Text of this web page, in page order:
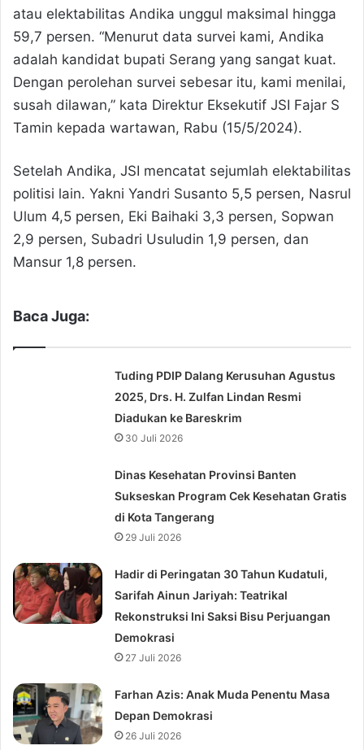
atau elektabilitas Andika unggul maksimal hingga
59,7 persen. “Menurut data survei kami, Andika
adalah kandidat bupati Serang yang sangat kuat.
Dengan perolehan survei sebesar itu, kami menilai,
susah dilawan,” kata Direktur Eksekutif JSI Fajar S
Tamin kepada wartawan, Rabu (15/5/2024).
Setelah Andika, JSI mencatat sejumlah elektabilitas
politisi lain. Yakni Yandri Susanto 5,5 persen, Nasrul
Ulum 4,5 persen, Eki Baihaki 3,3 persen, Sopwan
2,9 persen, Subadri Usuludin 1,9 persen, dan
Mansur 1,8 persen.
Baca Juga:
Tuding PDIP Dalang Kerusuhan Agustus
2025, Drs. H. Zulfan Lindan Resmi
Diadukan ke Bareskrim
30 Juli 2026
Dinas Kesehatan Provinsi Banten
Sukseskan Program Cek Kesehatan Gratis
di Kota Tangerang
29 Juli 2026
Hadir di Peringatan 30 Tahun Kudatuli,
Sarifah Ainun Jariyah: Teatrikal
Rekonstruksi Ini Saksi Bisu Perjuangan
Demokrasi
27 Juli 2026
Farhan Azis: Anak Muda Penentu Masa
Depan Demokrasi
26 Juli 2026